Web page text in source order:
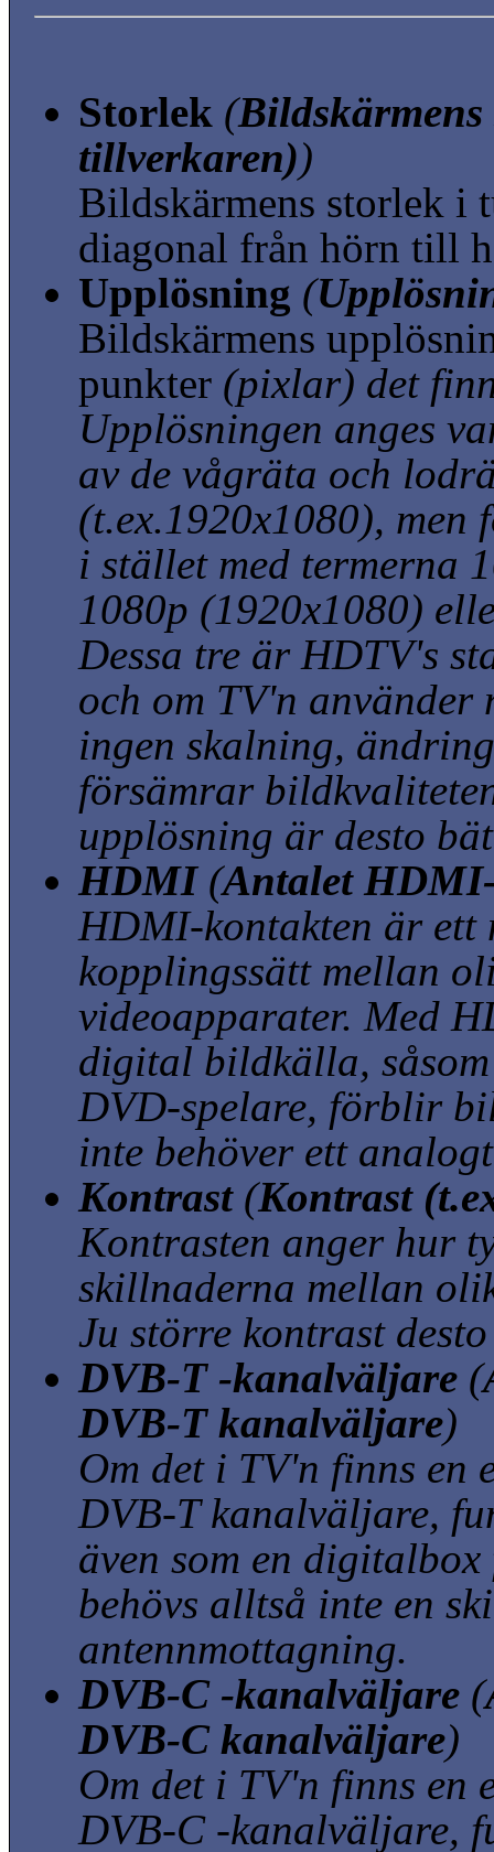
Storlek (
tillverkaren))
Bildskärmens storlek i
diagonal från hörn till
Upplösning (
Bildskärmens
punkter (pixlar) det
Upplösningen anges
av de vågräta och
(t.ex.1920x1080), men
i stället med termerna
1080p (1920x1080)
Dessa tre är HDTV's
och om TV'n använder
ingen skalning,
försämrar
upplösning är desto
HDMI (Antalet
HDMI-kontakten är
kopplingssätt mellan
videoapparater. Med
digital bildkälla,
DVD-spelare, förblir
inte behöver ett
Kontrast (Kontrast
Kontrasten anger hur
skillnaderna mellan
Ju större kontrast
DVB-T -kanalväljare (
DVB-T kanalväljare)
Om det i TV'n finns en
DVB-T kanalväljare,
även som en
behövs alltså inte en
antennmottagning.
DVB-C -kanalväljare (
DVB-C kanalväljare)
Om det i TV'n finns en
DVB-C -kanalväljare,